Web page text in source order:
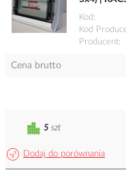
Kod
Kod
Producent
Cena brutto
Dodaj do porównania
5 szt